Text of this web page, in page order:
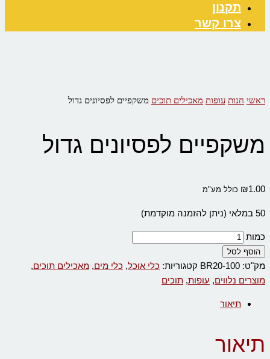
תקנון
צרו קשר
ראשי חנות עופות מאכילים תוכים משקפיים לפסיונים גדול
משקפיים לפסיונים גדול
₪1.00 כולל מע"מ
50 במלאי (ניתן להזמנה מוקדמת)
כמות
הוסף לסל
מק"ט: BR20-100 קטגוריות: כלי אוכל, כלי מים, מאכילים תוכים,
מוצרים נלווים, עופות, תוכים
תיאור
תיאור